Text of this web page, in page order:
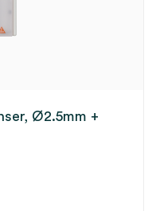
Ø2.5mm +